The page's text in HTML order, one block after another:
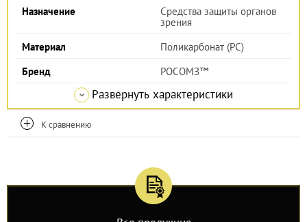
Назначение
Средства защиты органов
зрения
Материал
Поликарбонат (РС)
Бренд
РОСОМЗ™
Развернуть характеристики
К сравнению